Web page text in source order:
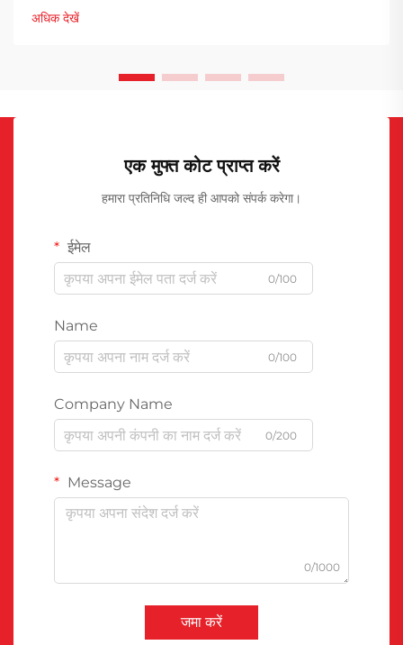
font-size: 20px !important; font-weight: 600; line-
height: ...}
अधिक देखें
एक मुफ्त कोट प्राप्त करें
हमारा प्रतिनिधि जल्द ही आपको संपर्क करेगा।
ईमेल
0/100
Name
0/100
Company Name
0/200
Message
0/1000
जमा करें